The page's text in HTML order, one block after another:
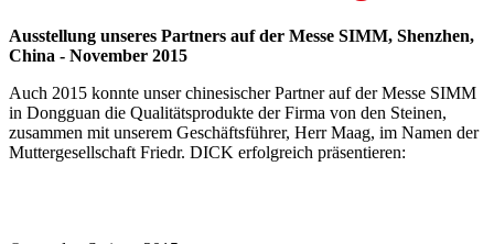
Ausstellung unseres Partners auf der Messe SIMM, Shenzhen,
China - November 2015
Auch 2015 konnte unser chinesischer Partner auf der Messe SIMM
in Dongguan die Qualitätsprodukte der Firma von den Steinen,
zusammen mit unserem Geschäftsführer, Herr Maag, im Namen der
Muttergesellschaft Friedr. DICK erfolgreich präsentieren: